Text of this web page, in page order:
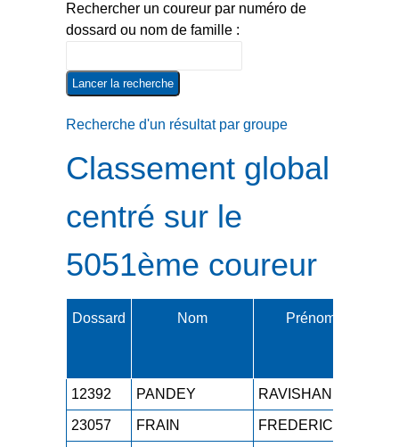
Rechercher un coureur par numéro de
dossard ou nom de famille :
Recherche d'un résultat par groupe
Classement global
centré sur le
5051ème coureur
Dossard Nom Prénom
12392 PANDEY RAVISHANKAR
23057 FRAIN FREDERIC